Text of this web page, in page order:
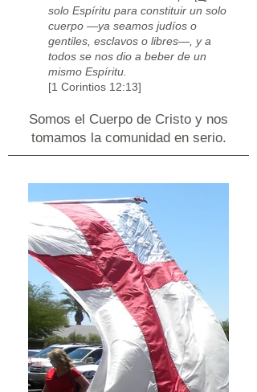
solo Espíritu para constituir un solo
cuerpo —ya seamos judíos o
gentiles, esclavos o libres—, y a
todos se nos dio a beber de un
mismo Espíritu.
[1 Corintios 12:13]
Somos el Cuerpo de Cristo y nos
tomamos la comunidad en serio.